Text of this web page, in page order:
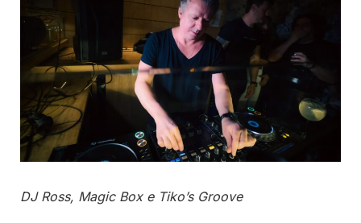
DJ Ross, Magic Box e Tiko’s Groove